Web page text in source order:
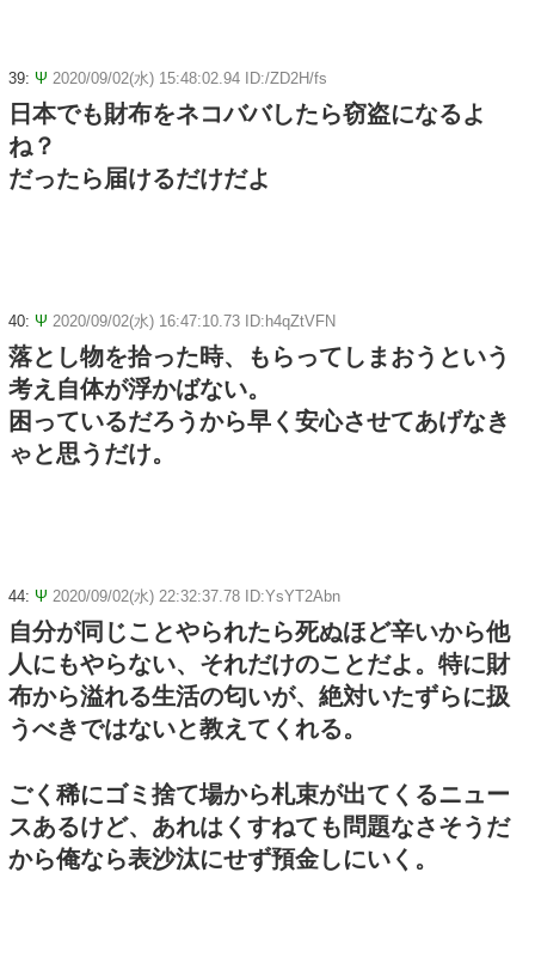
39: Ψ 2020/09/02(水) 15:48:02.94 ID:/ZD2H/fs
日本でも財布をネコババしたら窃盗になるよ
ね？
だったら届けるだけだよ
40: Ψ 2020/09/02(水) 16:47:10.73 ID:h4qZtVFN
落とし物を拾った時、もらってしまおうという
考え自体が浮かばない。
困っているだろうから早く安心させてあげなき
ゃと思うだけ。
44: Ψ 2020/09/02(水) 22:32:37.78 ID:YsYT2Abn
自分が同じことやられたら死ぬほど辛いから他
人にもやらない、それだけのことだよ。特に財
布から溢れる生活の匂いが、絶対いたずらに扱
うべきではないと教えてくれる。
ごく稀にゴミ捨て場から札束が出てくるニュー
スあるけど、あれはくすねても問題なさそうだ
から俺なら表沙汰にせず預金しにいく。